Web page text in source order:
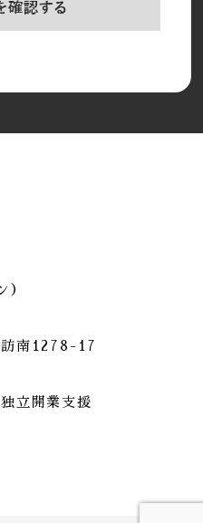
日時，ご利用の方法，ご
職業，年齢，ユーザーの
置情報，端末の個体識
収集方法）
ドレス，銀行口座番
転免許証番号などの個
情報を当社の提携先
信先などを含みます。
）などから収集すること
）
訪南1278-17
立開業支援